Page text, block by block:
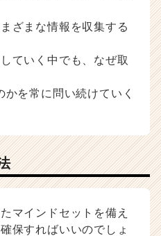
ざまな情報を収集する
ていく中でも、なぜ取
を常に問い続けていく
マインドセットを備え
保すればいいのでしょ